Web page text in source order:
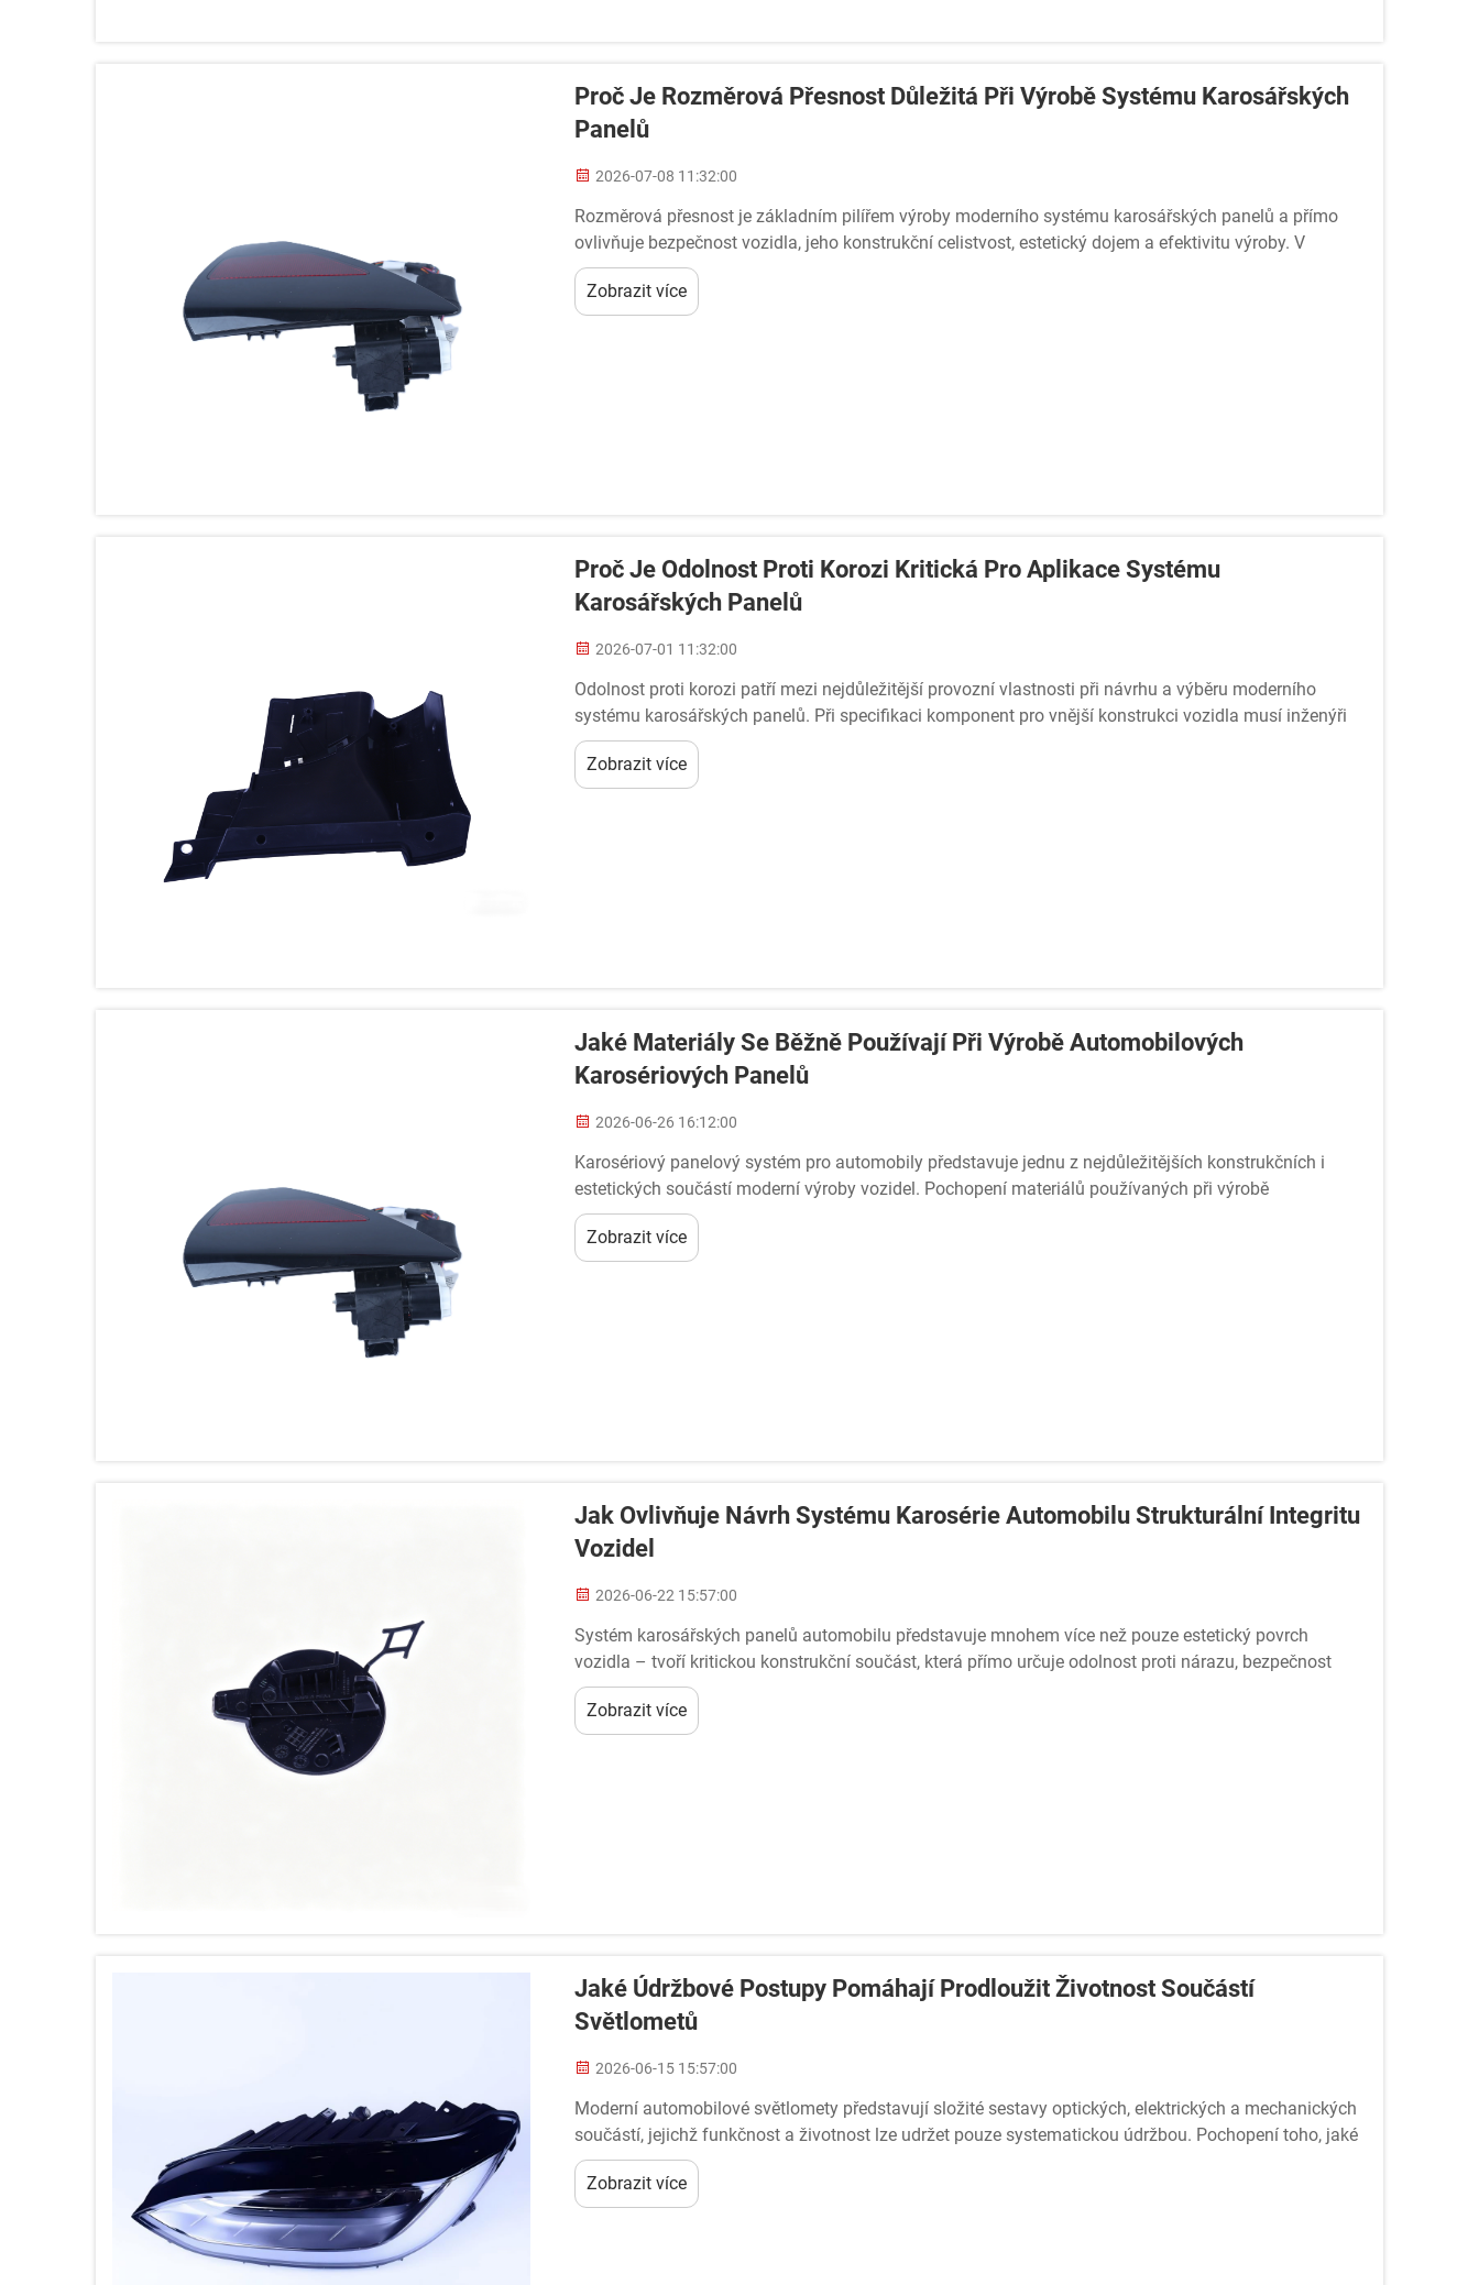
Proč Je Rozměrová Přesnost Důležitá Při Výrobě Systému Karosářských
Panelů
2026-07-08 11:32:00
Rozměrová přesnost je základním pilířem výroby moderního systému karosářských panelů a přímo
ovlivňuje bezpečnost vozidla, jeho konstrukční celistvost, estetický dojem a efektivitu výroby. V
odvětví, kde jsou tolerance měřeny ...
Zobrazit více
Proč Je Odolnost Proti Korozi Kritická Pro Aplikace Systému
Karosářských Panelů
2026-07-01 11:32:00
Odolnost proti korozi patří mezi nejdůležitější provozní vlastnosti při návrhu a výběru moderního
systému karosářských panelů. Při specifikaci komponent pro vnější konstrukci vozidla musí inženýři
vzít v úvahu environmentální de...
Zobrazit více
Jaké Materiály Se Běžně Používají Při Výrobě Automobilových
Karosériových Panelů
2026-06-26 16:12:00
Karosériový panelový systém pro automobily představuje jednu z nejdůležitějších konstrukčních i
estetických součástí moderní výroby vozidel. Pochopení materiálů používaných při výrobě
karosériových panelů pro automobily je nezbytné pro výrobce, opraváře...
Zobrazit více
Jak Ovlivňuje Návrh Systému Karosérie Automobilu Strukturální Integritu
Vozidel
2026-06-22 15:57:00
Systém karosářských panelů automobilu představuje mnohem více než pouze estetický povrch
vozidla – tvoří kritickou konstrukční součást, která přímo určuje odolnost proti nárazu, bezpečnost
obsazení a dlouhodobou trvanlivost. Moderní návrh vozidel se vyvíjí...
Zobrazit více
Jaké Údržbové Postupy Pomáhají Prodloužit Životnost Součástí
Světlometů
2026-06-15 15:57:00
Moderní automobilové světlomety představují složité sestavy optických, elektrických a mechanických
součástí, jejichž funkčnost a životnost lze udržet pouze systematickou údržbou. Pochopení toho, jaké
údržbové postupy pomáhají prodloužit...
Zobrazit více